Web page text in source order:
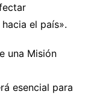
el país».
una Misión
esencial para